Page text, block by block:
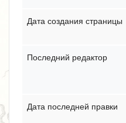
Дата создания страницы
Последний редактор
Дата последней правки